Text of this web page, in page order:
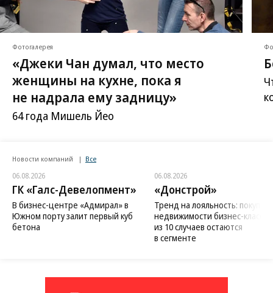
Фотогалерея
«Джеки Чан думал, что место
женщины на кухне, пока я
не надрала ему задницу»
64 года Мишель Йео
Новости компаний Все
06.08.2026
ГК «Галс-Девелопмент»
В бизнес-центре «Адмирал» в
Южном порту залит первый куб
бетона
06.08.2026
«Донстрой»
Тренд на лояльность:
недвижимости бизнес-класса
из 10 случаев остаются
в сегменте